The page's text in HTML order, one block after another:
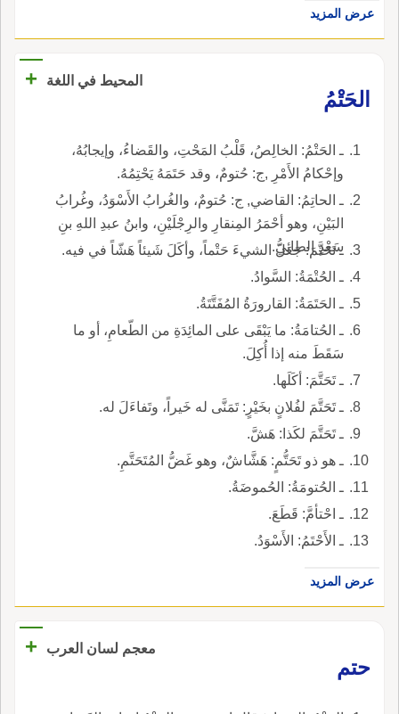
عرض المزيد
المحيط في اللغة
+
الحَتْمُ
ـ الحَتْمُ: الخالِصُ، قَلْبُ المَحْتِ، والقَضاءُ، وإيجابُهُ،
وإحْكامُ الأَمْرِ ,ج: حُتومٌ، وقد حَتَمَهُ يَحْتِمُهُ.
ـ الحاتِمُ: القاضي, ج: حُتومٌ، والغُرابُ الأَسْوَدُ، وغُرابُ
البَيْنِ، وهو أحْمَرُ المِنقارِ والرِجْلَيْنِ، وابنُ عبدِ اللهِ بنِ
سَعْدٍ الطائِيُّ.
ـ تَحَتَّمَ: جَعَلَ الشيءَ حَتْماً، وأكَلَ شَيئاً هَشّاً في فيه.
ـ الحُتْمَةُ: السَّوادُ.
ـ الحَتَمَةُ: القارورَةُ المُفَتَّتَةُ.
ـ الحُتامَةُ: ما يَبْقَى على المائِدَةِ من الطّعامِ، أو ما
سَقَطَ منه إذا أُكِلَ.
ـ تَحَتَّمَ: أكَلَها.
ـ تَحَتَّمَ لفُلانٍ بخَيْرٍ: تَمَنَّى له خَيراً، وتَفاءَلَ له.
ـ تَحَتَّمَ لكَذا: هَشَّ.
ـ هو ذو تَحَتُّمٍ: هَشَّاشٌ، وهو غَضُّ المُتَحَتَّمِ.
ـ الحُتومَةُ: الحُموضَةُ.
ـ احْتأمَّ: قَطَعَ.
ـ الأَحْتَمُ: الأَسْوَدُ.
عرض المزيد
معجم لسان العرب
+
حتم